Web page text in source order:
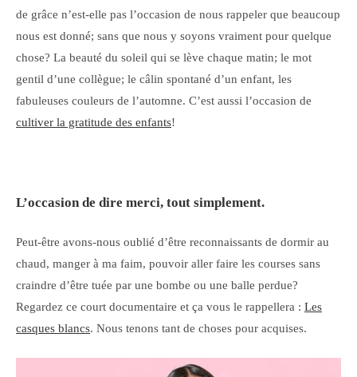
de grâce n’est-elle pas l’occasion de nous rappeler que beaucoup
nous est donné; sans que nous y soyons vraiment pour quelque
chose? La beauté du soleil qui se lève chaque matin; le mot
gentil d’une collègue; le câlin spontané d’un enfant, les
fabuleuses couleurs de l’automne. C’est aussi l’occasion de
cultiver la gratitude des enfants!
L’occasion de dire merci, tout simplement.
Peut-être avons-nous oublié d’être reconnaissants de dormir au
chaud, manger à ma faim, pouvoir aller faire les courses sans
craindre d’être tuée par une bombe ou une balle perdue?
Regardez ce court documentaire et ça vous le rappellera : Les
casques blancs. Nous tenons tant de choses pour acquises.